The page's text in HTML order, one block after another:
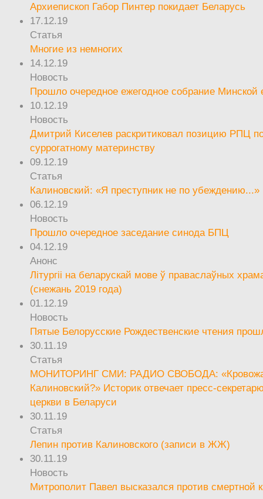
Архиепископ Габор Пинтер покидает Беларусь
17.12.19
Статья
Многие из немногих
14.12.19
Новость
Прошло очередное ежегодное собрание
10.12.19
Новость
Дмитрий Киселев раскритиковал позицию РПЦ
суррогатному материнству
09.12.19
Статья
Калиновский: «Я преступник не по убеждению...»
06.12.19
Новость
Прошло очередное заседание синода БПЦ
04.12.19
Анонс
Літургіі на беларускай мове ў праваслаўных
(снежань 2019 года)
01.12.19
Новость
Пятые Белорусские Рождественские чтения
30.11.19
Статья
МОНИТОРИНГ СМИ: РАДИО СВОБОДА:
Калиновский?» Историк отвечает пресс-
церкви в Беларуси
30.11.19
Статья
Лепин против Калиновского (записи в ЖЖ)
30.11.19
Новость
Митрополит Павел высказался против смертной